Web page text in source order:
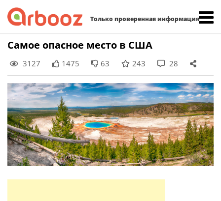
Только проверенная информация
Skip
content
Самое опасное место в США
3127 1475 63 243 28
Найти: